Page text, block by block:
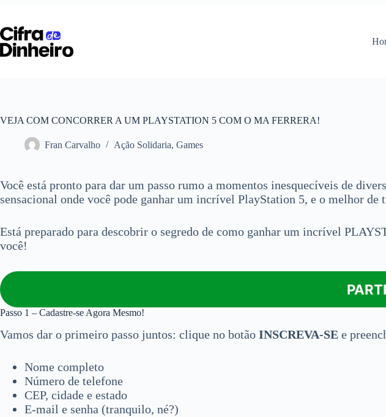
o
conteúdo
VEJA COM CONCORRER A UM PLAYSTATION 5 COM O MA FERRERA!
Fran Carvalho Ação Solidaria, Games
Você está pronto para dar um passo rumo a momentos inesquecíveis de
sensacional onde você pode ganhar um incrível PlayStation 5, e o melhor
Está preparado para descobrir o segredo de como ganhar um incrível
você!
Passo 1 – Cadastre-se Agora Mesmo!
Vamos dar o primeiro passo juntos: clique no botão INSCREVA-SE e
Nome completo
Número de telefone
CEP, cidade e estado
E-mail e senha (tranquilo, né?)